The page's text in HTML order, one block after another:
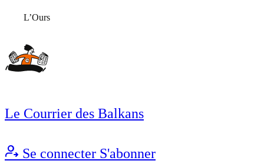
L’Ours
Le Courrier des Balkans
Se connecter S'abonner